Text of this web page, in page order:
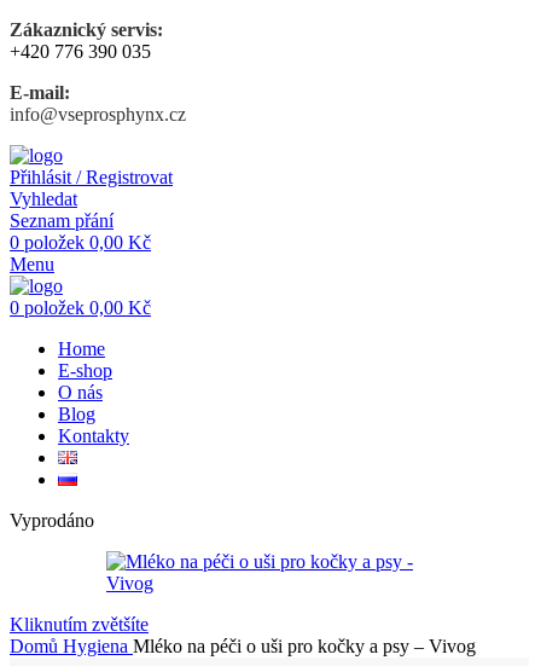
Zákaznický servis:
+420 776 390 035
E-mail:
info@vseprosphynx.cz
Přihlásit / Registrovat
Vyhledat
Seznam přání
0 položek 0,00 Kč
Menu
0 položek 0,00 Kč
Home
E-shop
O nás
Blog
Kontakty
Vyprodáno
Kliknutím zvětšíte
Domů Hygiena Mléko na péči o uši pro kočky a psy – Vivog